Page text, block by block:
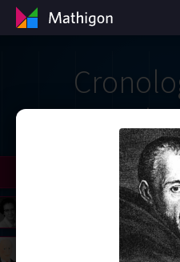
Conway
Cohen
Grothendieck